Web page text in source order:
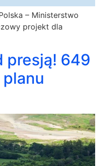
– Ministerstwo
projekt dla
presją! 649